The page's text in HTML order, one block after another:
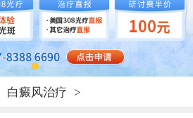
白癜风治疗 >